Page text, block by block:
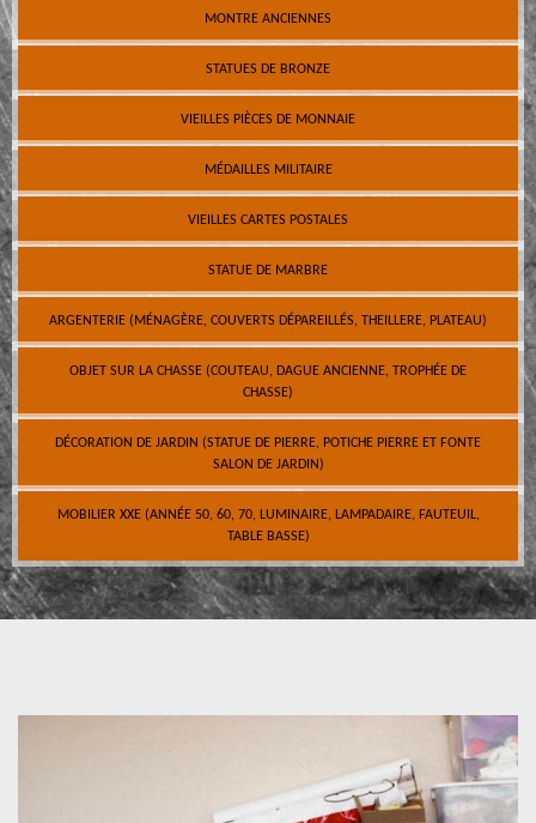
MONTRE ANCIENNES
STATUES DE BRONZE
VIEILLES PIÈCES DE MONNAIE
MÉDAILLES MILITAIRE
VIEILLES CARTES POSTALES
STATUE DE MARBRE
ARGENTERIE (MÉNAGÈRE, COUVERTS DÉPAREILLÉS, THEILLERE, PLATEAU)
OBJET SUR LA CHASSE (COUTEAU, DAGUE ANCIENNE, TROPHÉE DE
CHASSE)
DÉCORATION DE JARDIN (STATUE DE PIERRE, POTICHE PIERRE ET FONTE
SALON DE JARDIN)
MOBILIER XXE (ANNÉE 50, 60, 70, LUMINAIRE, LAMPADAIRE, FAUTEUIL,
TABLE BASSE)